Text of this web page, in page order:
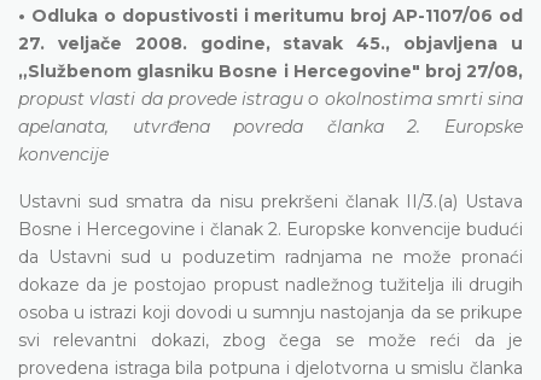
• Odluka o dopustivosti i meritumu broj AP-1107/06 od
27. veljače 2008. godine, stavak 45., objavljena u
„Službenom glasniku Bosne i Hercegovine" broj 27/08,
propust vlasti da provede istragu o okolnostima smrti sina
apelanata, utvrđena povreda članka 2. Europske
konvencije
Ustavni sud smatra da nisu prekršeni članak II/3.(a) Ustava
Bosne i Hercegovine i članak 2. Europske konvencije budući
da Ustavni sud u poduzetim radnjama ne može pronaći
dokaze da je postojao propust nadležnog tužitelja ili drugih
osoba u istrazi koji dovodi u sumnju nastojanja da se prikupe
svi relevantni dokazi, zbog čega se može reći da je
provedena istraga bila potpuna i djelotvorna u smislu članka